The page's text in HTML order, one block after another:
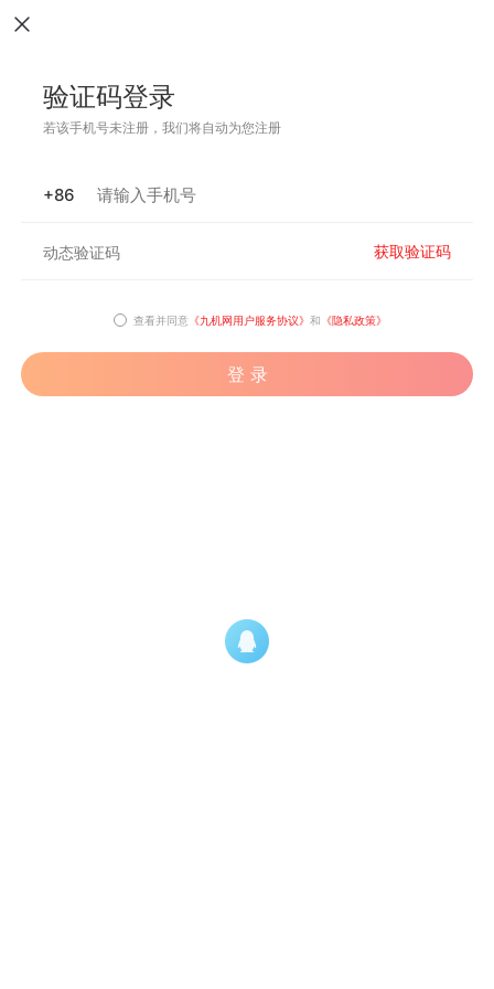
验证码登录
若该手机号未注册，我们将自动为您注册
+86
获取验证码
查看并同意 《九机网用户服务协议》 和 《隐私政策》
登 录